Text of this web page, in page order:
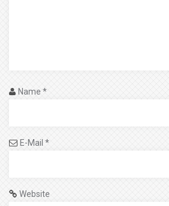
Name *
E-Mail *
Website